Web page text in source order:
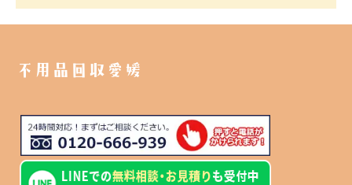
不用品回収愛媛